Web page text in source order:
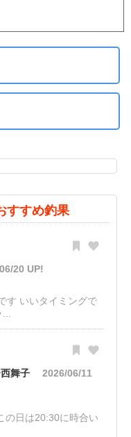
すすめ釣果
20 UP!
す いいタイミングで
舞子
2026/06/11
の日は20:30に時合い